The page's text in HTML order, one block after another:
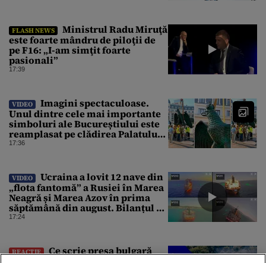
FLASH NEWS
Ministrul Radu Miruţă
este foarte mândru de piloţii de
pe F16: „I-am simţit foarte
pasionali”
17:39
VIDEO
Imagini spectaculoase.
Unul dintre cele mai importante
simboluri ale Bucureștiului este
reamplasat pe clădirea Palatului
Universității
17:36
VIDEO
Ucraina a lovit 12 nave din
„flota fantomă” a Rusiei în Marea
Neagră și Marea Azov în prima
săptămână din august. Bilanțul a
ajuns la 218
17:24
REACȚIE
Ce scrie presa bulgară